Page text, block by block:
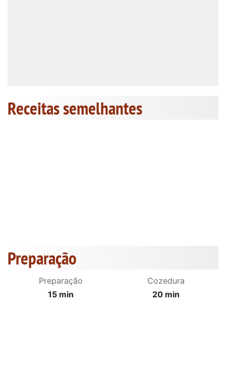
Receitas semelhantes
Preparação
Preparação
15 min
Cozedura
20 min